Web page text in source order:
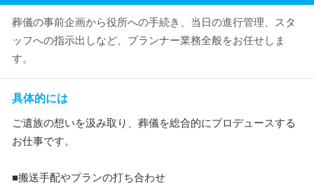
葬儀の事前企画から役所への手続き、当日の進行管理、スタ
ッフへの指示出しなど、プランナー業務全般をお任せしま
す。
具体的には
ご遺族の想いを汲み取り、葬儀を総合的にプロデュースする
お仕事です。
■搬送手配やプランの打ち合わせ